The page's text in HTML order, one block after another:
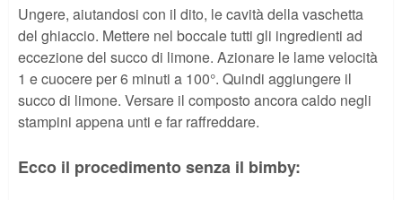
Ungere, aiutandosi con il dito, le cavità della vaschetta
del ghiaccio. Mettere nel boccale tutti gli ingredienti ad
eccezione del succo di limone. Azionare le lame velocità
1 e cuocere per 6 minuti a 100°. Quindi aggiungere il
succo di limone. Versare il composto ancora caldo negli
stampini appena unti e far raffreddare.
Ecco il procedimento senza il bimby: